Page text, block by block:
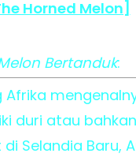
Horned Melon]
Bertanduk:
duri atau
Selandia Baru,